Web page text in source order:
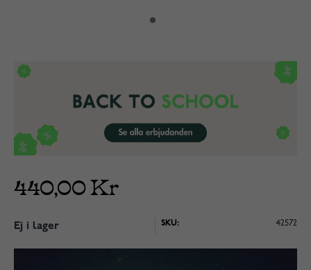
440,00 Kr
Ej i lager SKU: 42572